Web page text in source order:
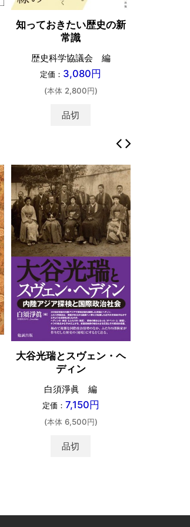
知っておきたい歴史の新
常識
歴史科学協議会 編
定価： 3,080円
(本体 2,800円)
品切
大谷光瑞とスヴェン・ヘ
ディン
白須淨眞 編
定価： 7,150円
(本体 6,500円)
品切